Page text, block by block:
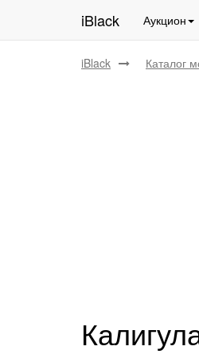
iBlack Аукцион
iBlack Каталог